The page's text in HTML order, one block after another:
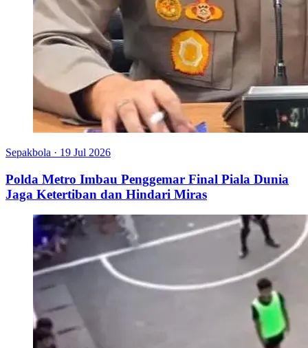
Sepakbola · 19 Jul 2026
Polda Metro Imbau Penggemar Final Piala Dunia
Jaga Ketertiban dan Hindari Miras